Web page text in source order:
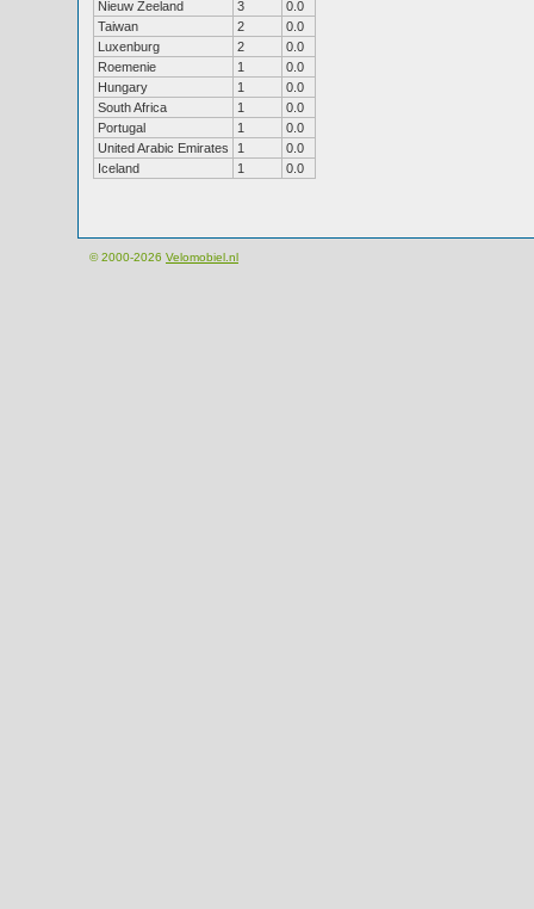
Nieuw Zeeland
3
0.0
Taiwan
2
0.0
Luxenburg
2
0.0
Roemenie
1
0.0
Hungary
1
0.0
South Africa
1
0.0
Portugal
1
0.0
United Arabic Emirates
1
0.0
Iceland
1 0.0
© 2000-2026 Velomobiel.nl